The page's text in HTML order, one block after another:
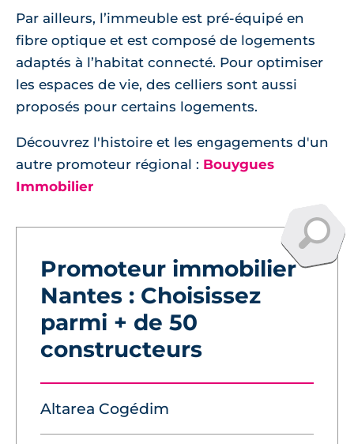
Par ailleurs, l’immeuble est pré-équipé en
fibre optique et est composé de logements
adaptés à l’habitat connecté. Pour optimiser
les espaces de vie, des celliers sont aussi
proposés pour certains logements.
Découvrez l'histoire et les engagements d'un
autre promoteur régional : Bouygues
Immobilier
Promoteur immobilier
Nantes : Choisissez
parmi + de 50
constructeurs
Altarea Cogédim